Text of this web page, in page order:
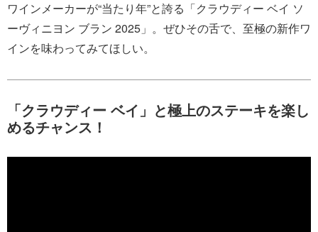
ワインメーカーが“当たり年”と誇る「クラウディー ベイ ソ
ーヴィニヨン ブラン 2025」。ぜひその舌で、至極の新作ワ
インを味わってみてほしい。
「クラウディー ベイ」と極上のステーキを楽し
めるチャンス！